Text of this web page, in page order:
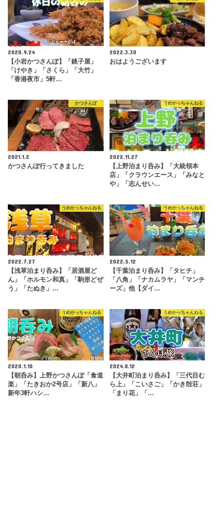
2020.9.24
【小岩かつさんぽ】「銚子屋」
「けやき」「さくら」「大竹」
「香港夜市」5軒…
2022.3.30
おはようございます
かつさんぽ
2021.1.2
かつさんぽ行ってきました
うめかっちゃんねる
2022.11.27
【上野泊まり呑み】「大統領本
店」「クラウンエース」「みなと
や」「志んせい…
うめかっちゃんねる
2022.7.27
【浅草泊まり呑み】「居酒屋ど
ん」「ホルモン和真」「駒形どぜ
う」「たぬき」…
うめかっちゃんねる
2022.5.12
【千葉泊まり呑み】「タヒチ」
「八角」「ナカムラヤ」「マンチ
ーズ」他【ダイ…
うめかっちゃんねる
2020.1.10
【朝呑み】上野かつさんぽ「食道
楽」「たきおか2号店」「新八」
新年3軒ハシ…
うめかっちゃんねる
2024.8.12
【大井町泊まり呑み】「三代目む
ら上」「こいさご」「かき殻荘」
「まり花」「…